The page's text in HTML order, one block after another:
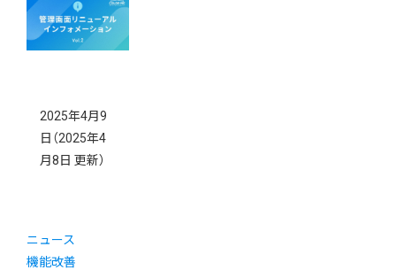
2025年4月9
日 （2025年4
月8日 更新）
ニュース
機能改善